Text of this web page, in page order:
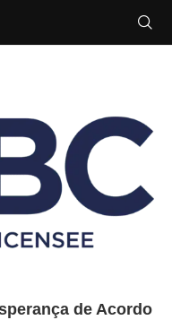
de Acordo